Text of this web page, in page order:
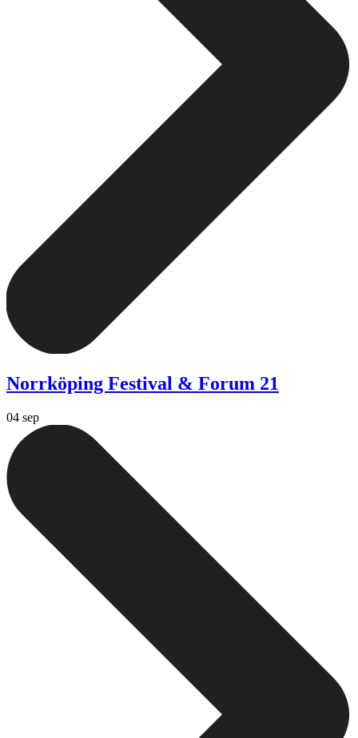
Norrköping Festival & Forum 21
04 sep